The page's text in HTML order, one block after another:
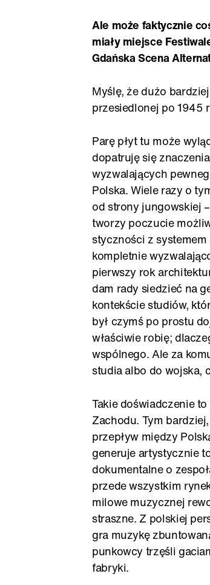
Ale może faktycznie
miały miejsce
Gdańska Scena
Myślę, że dużo
przesiedlonej po 1945
Parę płyt tu może
dopatruję się
wyzwalających
Polska. Wiele razy o
od strony jungowskiej
tworzy poczucie
styczności z
kompletnie
pierwszy rok
dam rady siedzieć na
kontekście studiów,
był czymś po prostu
właściwie robię;
wspólnego. Ale za
studia albo do wojska,
Takie doświadczenie
Zachodu. Tym
przepływ między
generuje artystycznie
dokumentalne o
przede wszystkim
milowe muzycznej
straszne. Z polskiej
gra muzykę
punkowcy trzęśli
fabryki.